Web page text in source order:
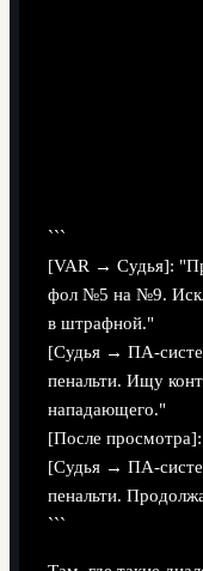
```
[VAR → Судья]:
фол №5 на №9.
в штрафной."
[Судья → ПА-
пенальти. Ищу
нападающего."
[После просмотра]:
[Судья → ПА-
пенальти.
```